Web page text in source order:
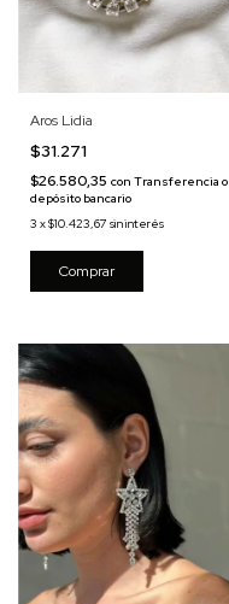
Aros Lidia
$31.271
$26.580,35 con Transferencia o
depósito bancario
3 x$10.423,67 sin interés